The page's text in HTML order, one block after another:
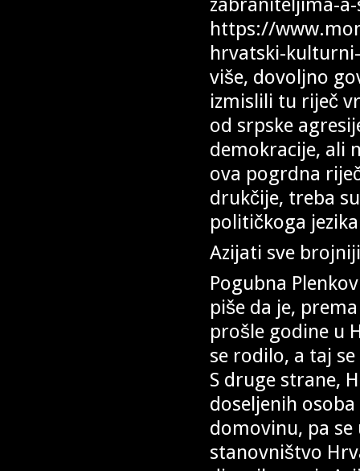
https://
hrvatski-
više, dovoljno
izmislili tu riječ
od srpske
demokracije, ali
ova pogrdna
drukčije, treba
političkoga
Azijati sve
Pogubna
piše da je,
prošle godine u
se rodilo, a taj
S druge strane,
doseljenih
domovinu, pa
stanovništvo